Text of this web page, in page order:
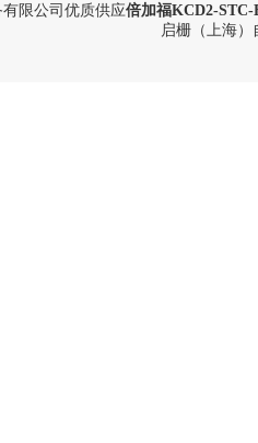
限公司优质供应倍加福KCD2-
启栅（上海